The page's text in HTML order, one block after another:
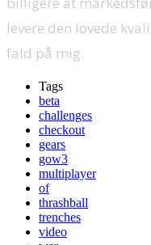
levere den lovede
fald på mig.
Tags
beta
challenges
checkout
gears
gow3
multiplayer
of
thrashball
trenches
video